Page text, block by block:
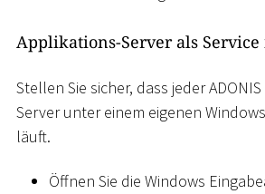
Applikations-Server als
Stellen Sie sicher, dass jeder
Server unter einem eigenen
läuft.
Öffnen Sie die Windows